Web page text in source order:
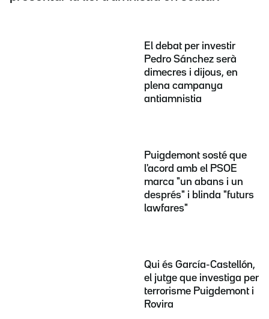
El debat per investir
Pedro Sánchez serà
dimecres i dijous, en
plena campanya
antiamnistia
Puigdemont sosté que
l'acord amb el PSOE
marca "un abans i un
després" i blinda "futurs
lawfares"
Qui és García-Castellón,
el jutge que investiga per
terrorisme Puigdemont i
Rovira